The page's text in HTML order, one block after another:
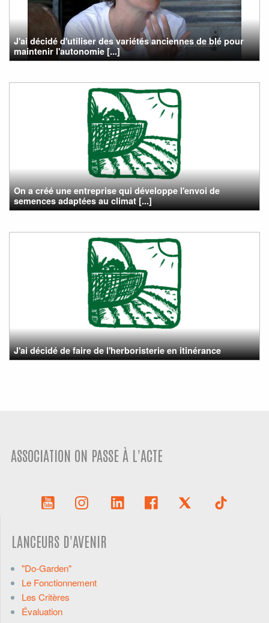
J'ai décidé d'utiliser des variétés anciennes de blé pour
maintenir l'autonomie [...]
On a créé une entreprise qui développe l'envoi de
semences adaptées au climat [...]
J'ai décidé de faire de l'herboristerie en itinérance
ASSOCIATION ON PASSE À L'ACTE
LANCEURS D'AVENIR
"Do-Garden"
Le Fonctionnement
Les Critères
Évaluation